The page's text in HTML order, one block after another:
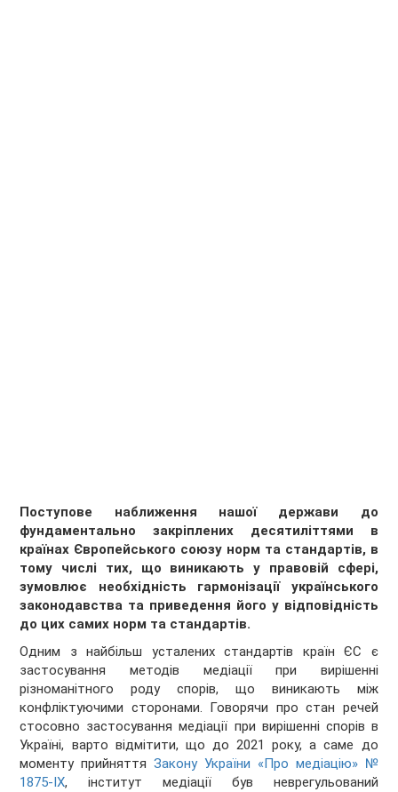
Поступове наближення нашої держави до
фундаментально закріплених десятиліттями в
країнах Європейського союзу норм та стандартів, в
тому числі тих, що виникають у правовій сфері,
зумовлює необхідність гармонізації українського
законодавства та приведення його у відповідність
до цих самих норм та стандартів.
Одним з найбільш усталених стандартів країн ЄС є
застосування методів медіації при вирішенні
різноманітного роду спорів, що виникають між
конфліктуючими сторонами. Говорячи про стан речей
стосовно застосування медіації при вирішенні спорів в
Україні, варто відмітити, що до 2021 року, а саме до
моменту прийняттяЗакону України «Про медіацію» №
1875-ІХ, інститут медіації був неврегульований